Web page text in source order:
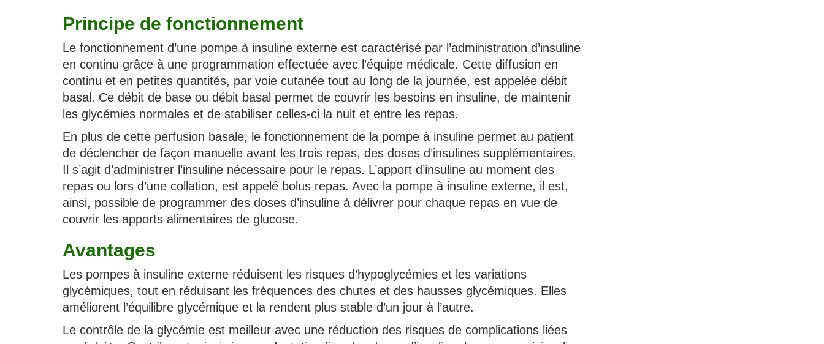
Principe de fonctionnement
Le fonctionnement d’une pompe à insuline externe est caractérisé par l’administration d’insuline
en continu grâce à une programmation effectuée avec l’équipe médicale. Cette diffusion en
continu et en petites quantités, par voie cutanée tout au long de la journée, est appelée débit
basal. Ce débit de base ou débit basal permet de couvrir les besoins en insuline, de maintenir
les glycémies normales et de stabiliser celles-ci la nuit et entre les repas.
En plus de cette perfusion basale, le fonctionnement de la pompe à insuline permet au patient
de déclencher de façon manuelle avant les trois repas, des doses d’insulines supplémentaires.
Il s’agit d’administrer l’insuline nécessaire pour le repas. L’apport d’insuline au moment des
repas ou lors d’une collation, est appelé bolus repas. Avec la pompe à insuline externe, il est,
ainsi, possible de programmer des doses d’insuline à délivrer pour chaque repas en vue de
couvrir les apports alimentaires de glucose.
Avantages
Les pompes à insuline externe réduisent les risques d’hypoglycémies et les variations
glycémiques, tout en réduisant les fréquences des chutes et des hausses glycémiques. Elles
améliorent l’équilibre glycémique et la rendent plus stable d’un jour à l’autre.
Le contrôle de la glycémie est meilleur avec une réduction des risques de complications liées